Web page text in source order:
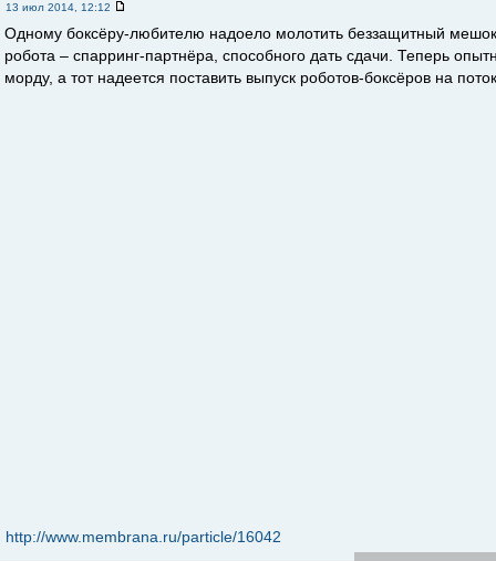
13 июл 2014, 12:12
Одному боксёру-любителю надоело молотить беззащитный
робота – спарринг-партнёра, способного дать сдачи. Теперь
морду, а тот надеется поставить выпуск роботов-боксёров на
http://www.membrana.ru/particle/16042